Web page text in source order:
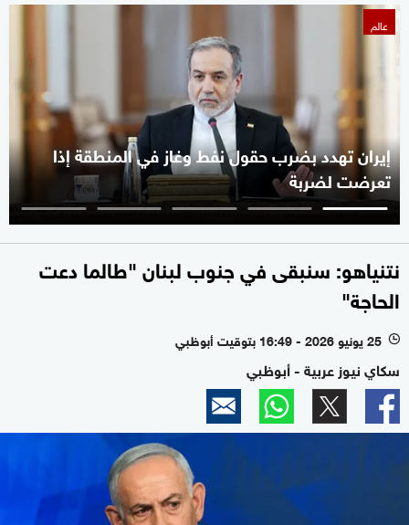
عالم
إيران تهدد بضرب حقول نفط وغاز في المنطقة إذا
تعرضت لضربة
نتنياهو: سنبقى في جنوب لبنان "طالما دعت
الحاجة"
l 25 يونيو 2026 - 16:49 بتوقيت أبوظبي
سكاي نيوز عربية - أبوظبي